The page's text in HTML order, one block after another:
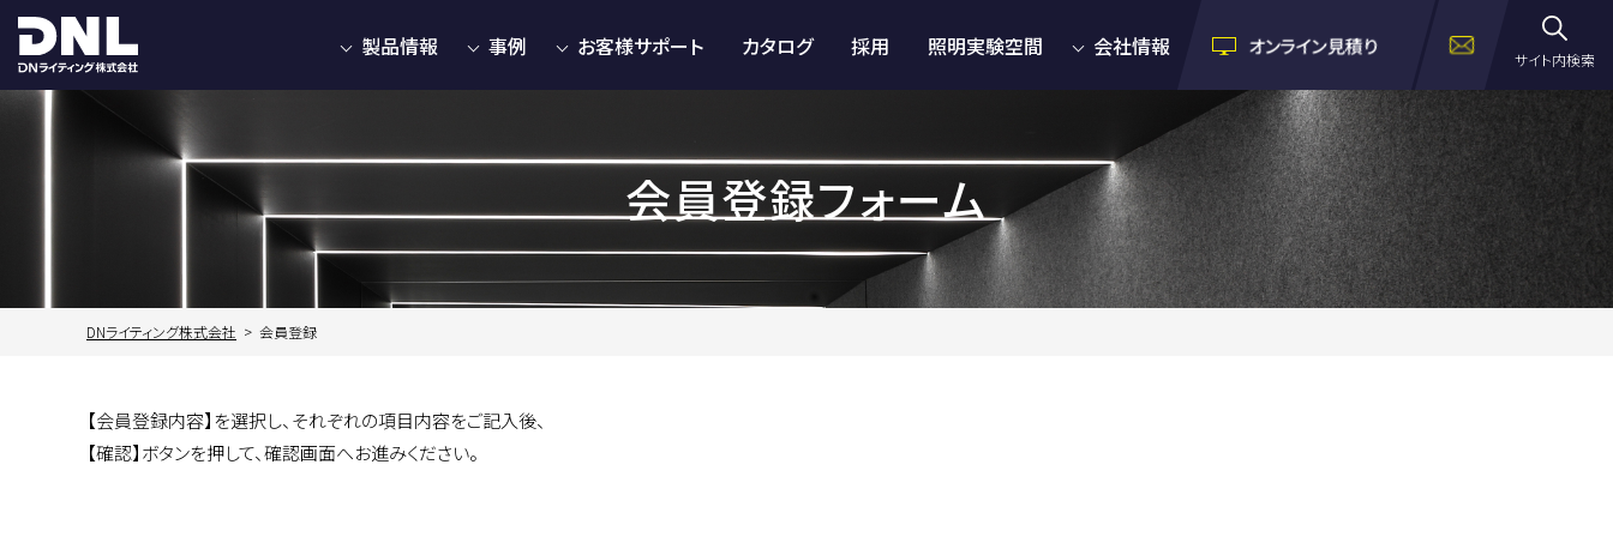
製品情報 事例 お客様サポート カタログ 採用 照明実験空間 会社情報 オンライン見積り
サイト内検索
会員登録フォーム
DNライティング株式会社 会員登録
【会員登録内容】を選択し、それぞれの項目内容をご記入後、
【確認】ボタンを押して、確認画面へお進みください。